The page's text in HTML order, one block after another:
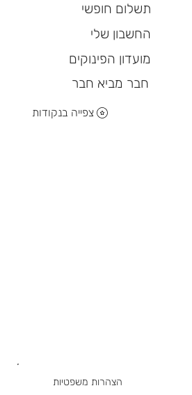
תשלום חופשי
החשבון שלי
מועדון הפינוקים
חבר מביא חבר
צפייה בנקודות
הצהרות משפטיות